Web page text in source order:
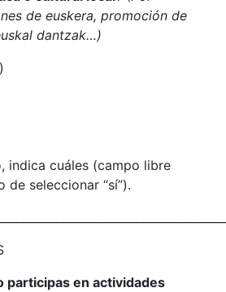
de euskera, promoción de
dantzak…)
indica cuáles (campo libre
seleccionar “sí”).
participas en actividades